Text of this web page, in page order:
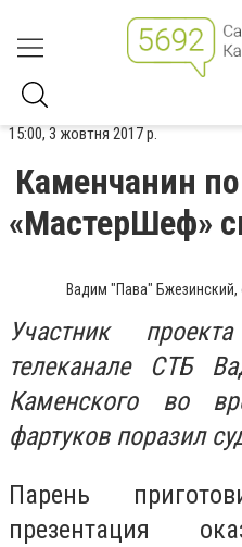
15:00, 3 жовтня 2017 р.
Каменчанин
«МастерШеф»
Вадим "Пава"
Участник
телеканале СТБ
Каменского во
фартуков поразил
Парень
презентация